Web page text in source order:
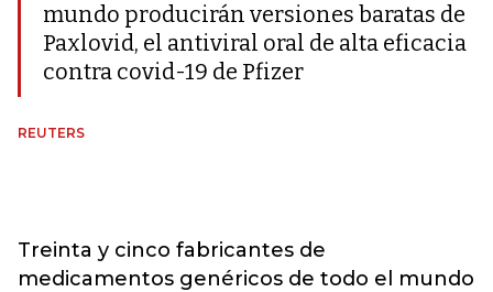
mundo producirán versiones baratas de
Paxlovid, el antiviral oral de alta eficacia
contra covid-19 de Pfizer
REUTERS
Treinta y cinco fabricantes de
medicamentos genéricos de todo el mundo